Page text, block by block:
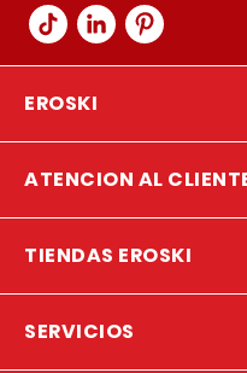
EROSKI
ATENCION AL
TIENDAS EROSKI
SERVICIOS